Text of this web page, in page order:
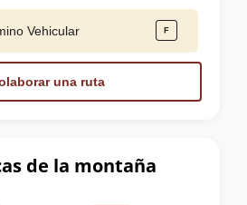
de la montaña
Vehicular
una ruta